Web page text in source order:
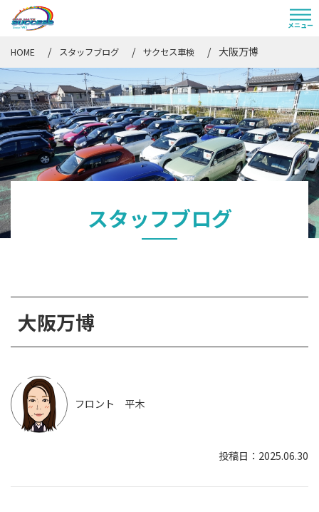
HOME スタッフブログ サクセス車検 大阪万博
スタッフブログ
大阪万博
フロント 平木
2025.06.30